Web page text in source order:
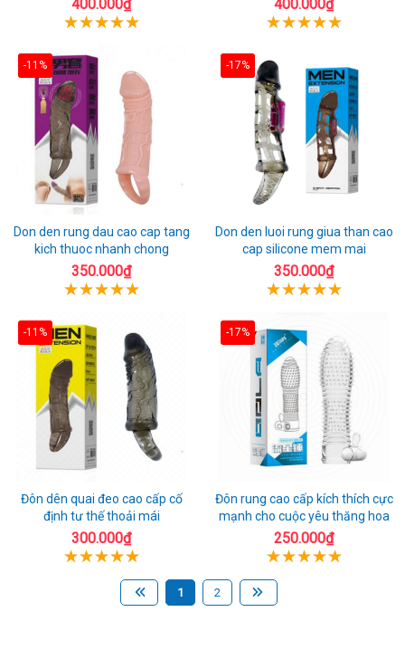
400.000₫ 400.000₫
-11%
Don den rung dau cao cap tang
kich thuoc nhanh chong
350.000₫
-17%
Don den luoi rung giua than cao
cap silicone mem mai
350.000₫
-11%
Đôn dên quai đeo cao cấp cố
định tư thế thoải mái
300.000₫
-17%
Đôn rung cao cấp kích thích cực
mạnh cho cuộc yêu thăng hoa
250.000₫
1 2